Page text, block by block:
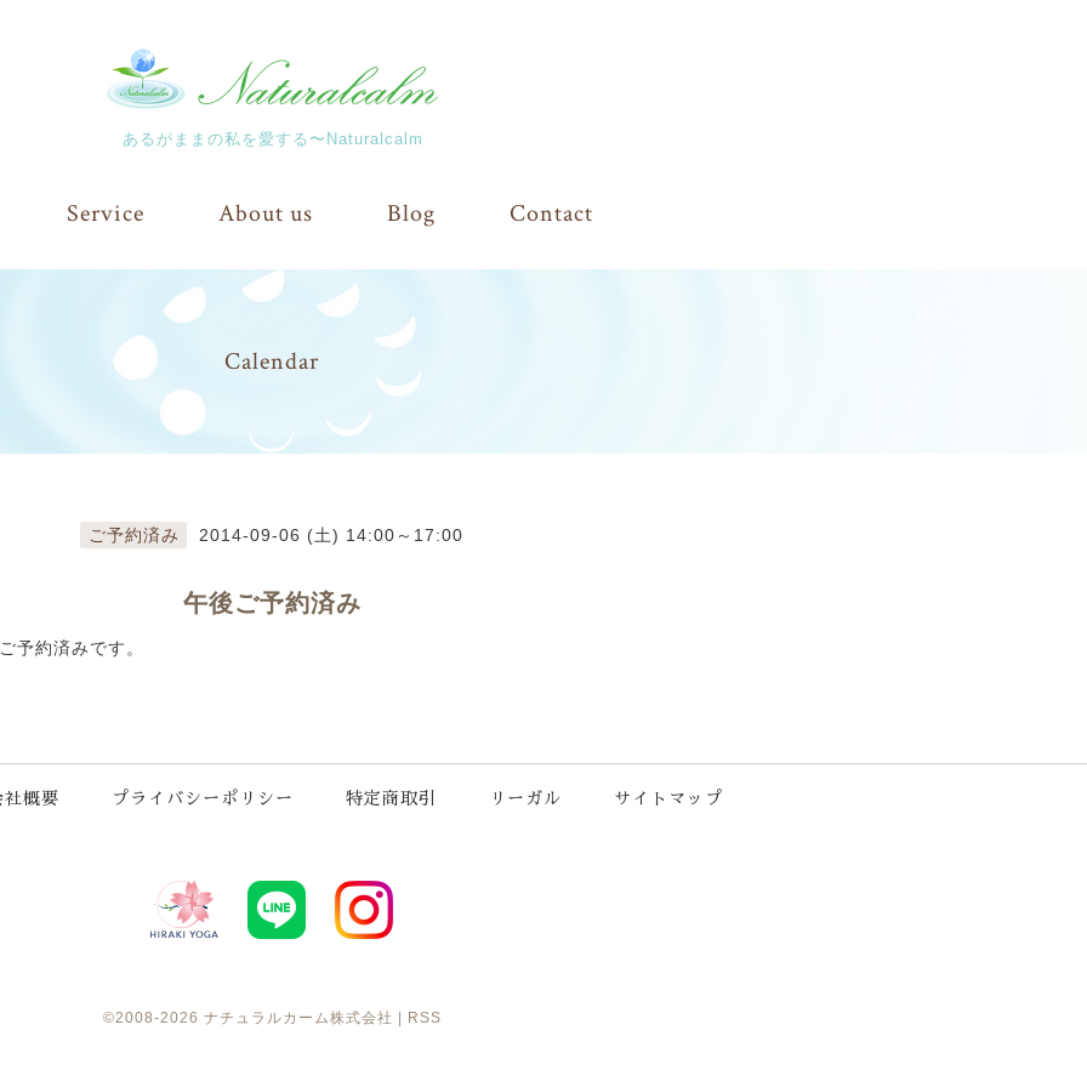
あるがままの私を愛する〜Naturalcalm
Service About us Blog Contact
Calendar
ご予約済み 2014-09-06 (土) 14:00～17:00
午後ご予約済み
予約済みです。
社概要 プライバシーポリシー 特定商取引 リーガル サイトマップ
©2008-2026 ナチュラルカーム株式会社 | RSS